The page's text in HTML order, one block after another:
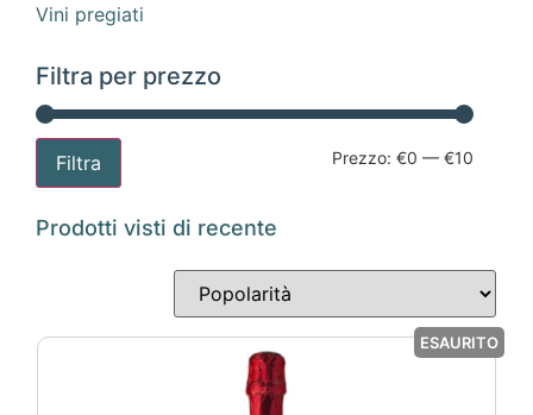
Vini pregiati
Filtra per prezzo
Filtra Prezzo: €0 — €10
Prodotti visti di recente
ESAURITO